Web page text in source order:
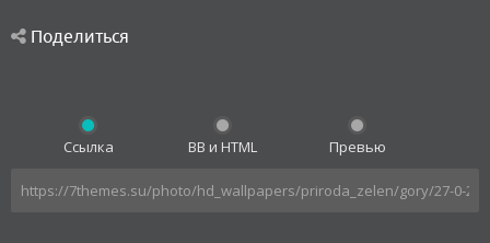
Поделиться
Ссылка BB и HTML Превью